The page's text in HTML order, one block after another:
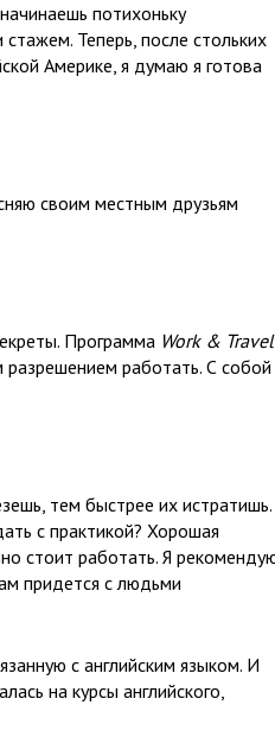
потихоньку
Теперь, после стольких
Америке, я думаю я готова
своим местным друзьям
Программа Work & Travel
работать. С собой
тем быстрее их истратишь.
с практикой? Хорошая
стоит работать. Я
придется с людьми
с английским языком. И
на курсы английского,